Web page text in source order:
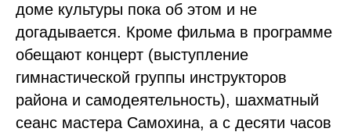
доме культуры пока об этом и не
догадывается. Кроме фильма в программе
обещают концерт (выступление
гимнастической группы инструкторов
района и самодеятельность), шахматный
сеанс мастера Самохина, а с десяти часов